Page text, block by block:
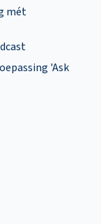
mét
'Ask